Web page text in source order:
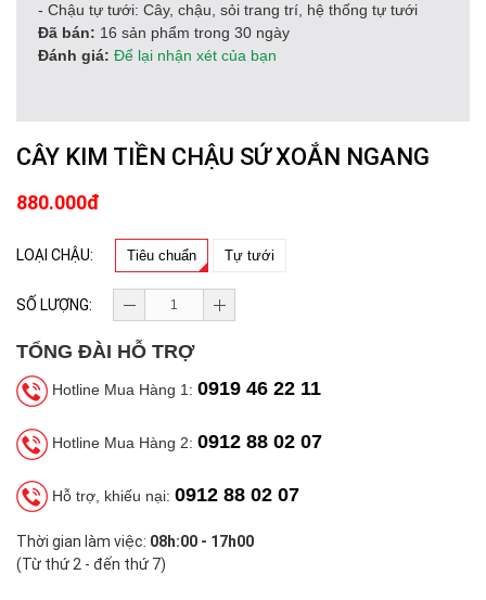
- Chậu tự tưới: Cây, chậu, sỏi trang trí, hệ thống tự tưới
Đã bán: 16 sản phẩm trong 30 ngày
Đánh giá: Để lại nhận xét của bạn
CÂY KIM TIỀN CHẬU SỨ XOẮN NGANG
880.000đ
LOẠI CHẬU: Tiêu chuẩn Tự tưới
SỐ LƯỢNG:
TỔNG ĐÀI HỖ TRỢ
Hotline Mua Hàng 1: 0919 46 22 11
Hotline Mua Hàng 2: 0912 88 02 07
Hỗ trợ, khiếu nại: 0912 88 02 07
Thời gian làm việc: 08h:00 - 17h00
(Từ thứ 2 - đến thứ 7)